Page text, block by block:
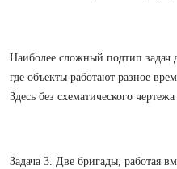
Наиболее сложный подтип задач
где объекты работают разное
Здесь без схематического
Задача 3. Две бригады, работая